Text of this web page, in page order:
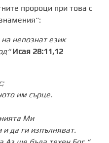
пророци при това с
непознат език
Исая 28:11,12
им сърце.
Ми
да ги изпълняват.